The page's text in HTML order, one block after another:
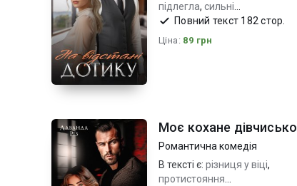
підлегла, сильні
почуття_емоційно
Повний текст 182 стор.
Ціна: 89 грн
Моє кохане дівчисько
Романтична комедія
В тексті є: різниця у віці,
протистояння